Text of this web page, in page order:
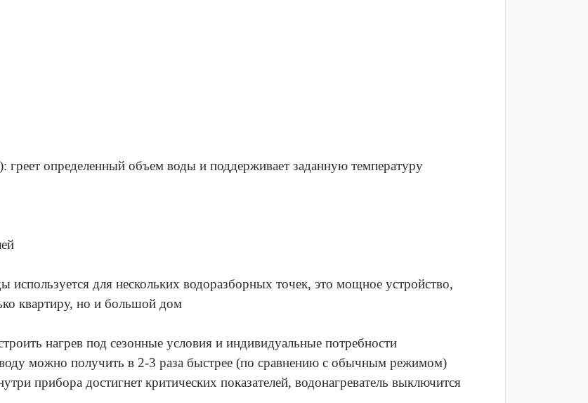
греет определенный объем воды и поддерживает заданную температуру
для нескольких водоразборных точек, это мощное устройство,
квартиру, но и большой дом
нагрев под сезонные условия и индивидуальные потребности
можно получить в 2-3 раза быстрее (по сравнению с обычным режимом)
прибора достигнет критических показателей, водонагреватель выключится